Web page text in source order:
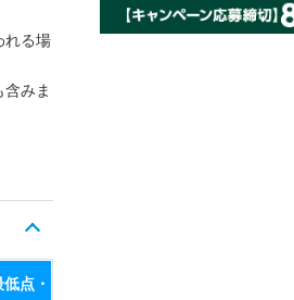
れる場
みま
点・